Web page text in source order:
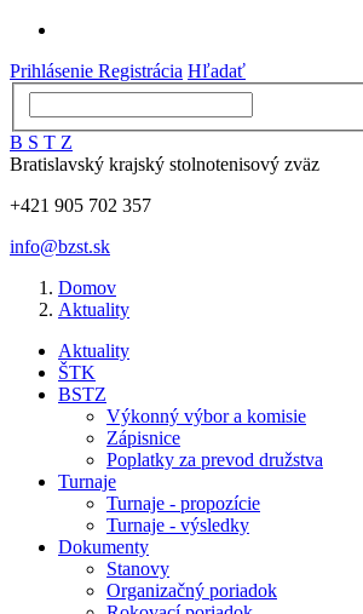
Prihlásenie Registrácia Hľadať
B S T Z
Bratislavský krajský stolnotenisový zväz
+421 905 702 357
info@bzst.sk
Domov
Aktuality
Aktuality
ŠTK
BSTZ
Výkonný výbor a komisie
Zápisnice
Poplatky za prevod družstva
Turnaje
Turnaje - propozície
Turnaje - výsledky
Dokumenty
Stanovy
Organizačný poriadok